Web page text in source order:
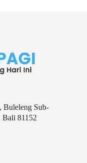
Buleleng Sub-
Bali 81152